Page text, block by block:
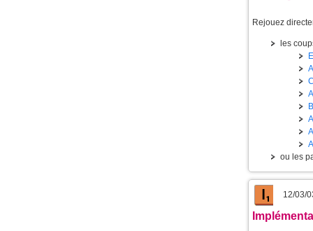
Rejouez
les
ou les
12/03/